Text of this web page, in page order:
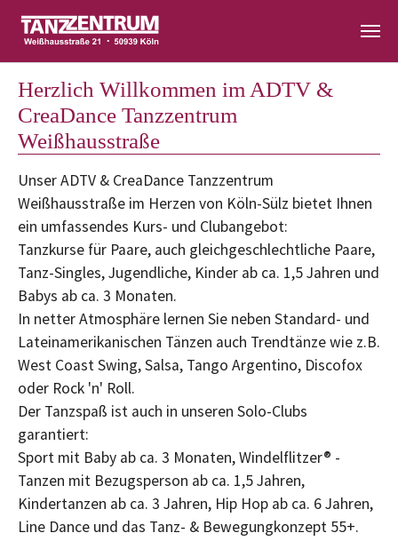
Herzlich Willkommen im ADTV &
CreaDance Tanzzentrum
Weißhausstraße
Unser ADTV & CreaDance Tanzzentrum
Weißhausstraße im Herzen von Köln-Sülz bietet Ihnen
ein umfassendes Kurs- und Clubangebot:
Tanzkurse für Paare, auch gleichgeschlechtliche Paare,
Tanz-Singles, Jugendliche, Kinder ab ca. 1,5 Jahren und
Babys ab ca. 3 Monaten.
In netter Atmosphäre lernen Sie neben Standard- und
Lateinamerikanischen Tänzen auch Trendtänze wie z.B.
West Coast Swing, Salsa, Tango Argentino, Discofox
oder Rock 'n' Roll.
Der Tanzspaß ist auch in unseren Solo-Clubs
garantiert:
Sport mit Baby ab ca. 3 Monaten, Windelflitzer® -
Tanzen mit Bezugsperson ab ca. 1,5 Jahren,
Kindertanzen ab ca. 3 Jahren, Hip Hop ab ca. 6 Jahren,
Line Dance und das Tanz- & Bewegungkonzept 55+.